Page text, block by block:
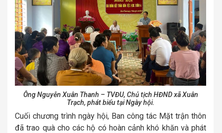
Ông Nguyễn Xuân Thanh – TVĐU, Chủ tịch HĐND xã Xuân
Trạch, phát biểu tại Ngày hội.
Cuối chương trình ngày hội, Ban công tác Mặt trận thôn
đã trao quà cho các hộ có hoàn cảnh khó khăn và phát